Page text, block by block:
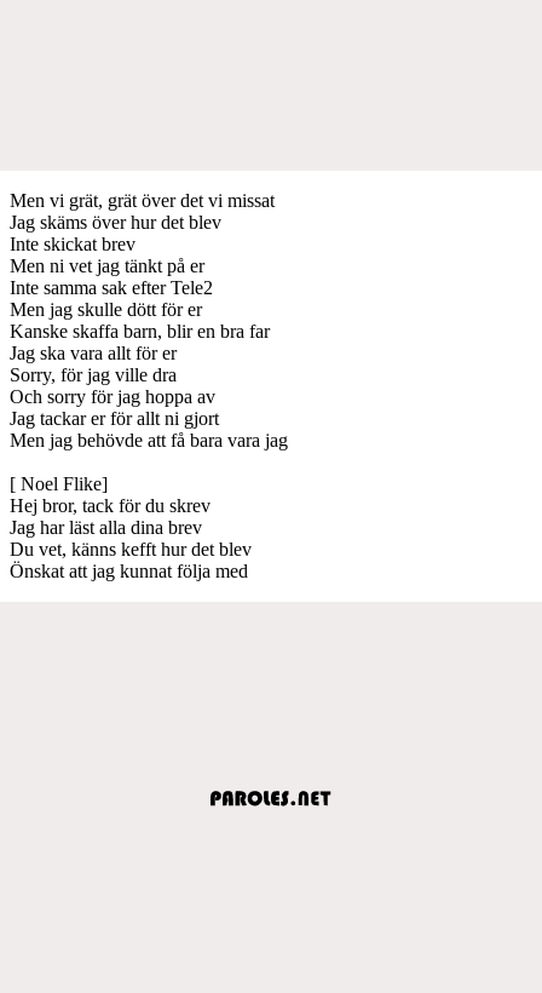
Men vi grät, grät över det vi missat
Jag skäms över hur det blev
Inte skickat brev
Men ni vet jag tänkt på er
Inte samma sak efter Tele2
Men jag skulle dött för er
Kanske skaffa barn, blir en bra far
Jag ska vara allt för er
Sorry, för jag ville dra
Och sorry för jag hoppa av
Jag tackar er för allt ni gjort
Men jag behövde att få bara vara jag
[ Noel Flike]
Hej bror, tack för du skrev
Jag har läst alla dina brev
Du vet, känns kefft hur det blev
Önskat att jag kunnat följa med